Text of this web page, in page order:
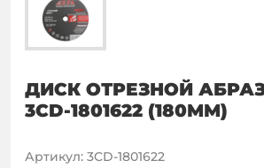
ДИСК ОТРЕЗНОЙ
3CD-1801622 (180ММ)
Артикул: 3CD-1801622